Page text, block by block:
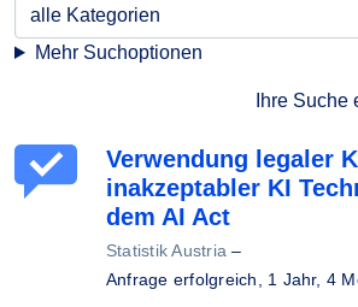
Mehr Suchoptionen
Ihre Suche
Verwendung legaler
inakzeptabler KI
dem AI Act
Statistik Austria –
Anfrage erfolgreich, 1 Jahr, 4